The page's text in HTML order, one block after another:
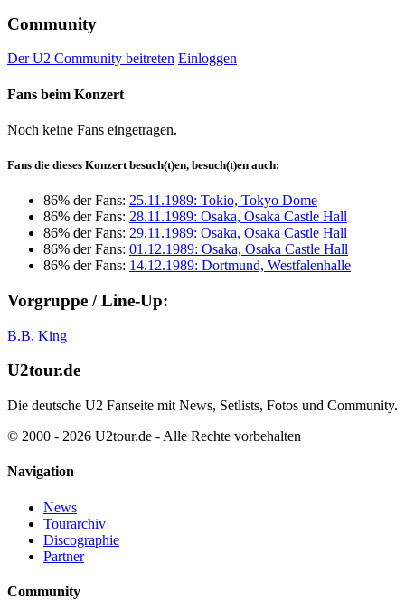
Community
Der U2 Community beitreten Einloggen
Fans beim Konzert
Noch keine Fans eingetragen.
Fans die dieses Konzert besuch(t)en, besuch(t)en auch:
86% der Fans: 25.11.1989: Tokio, Tokyo Dome
86% der Fans: 28.11.1989: Osaka, Osaka Castle Hall
86% der Fans: 29.11.1989: Osaka, Osaka Castle Hall
86% der Fans: 01.12.1989: Osaka, Osaka Castle Hall
86% der Fans: 14.12.1989: Dortmund, Westfalenhalle
Vorgruppe / Line-Up:
B.B. King
U2tour.de
Die deutsche U2 Fanseite mit News, Setlists, Fotos und Community.
© 2000 - 2026 U2tour.de - Alle Rechte vorbehalten
Navigation
News
Tourarchiv
Discographie
Partner
Community